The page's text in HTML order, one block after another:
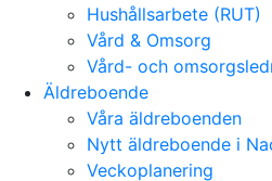
Hushållsarbete (RUT)
Vård & Omsorg
Vård- och
Äldreboende
Våra äldreboenden
Nytt äldreboende i
Veckoplanering